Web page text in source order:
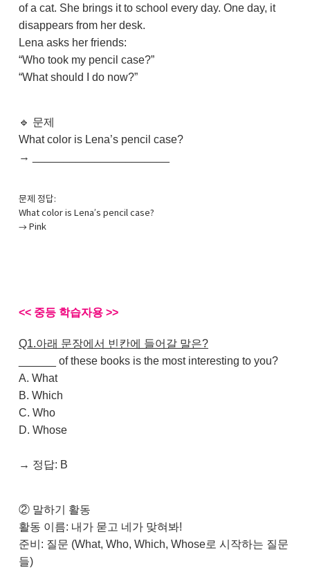
of a cat. She brings it to school every day. One day, it
disappears from her desk.
Lena asks her friends:
“Who took my pencil case?”
“What should I do now?”
🔹 문제
What color is Lena’s pencil case?
→ ______________________
문제 정답:
What color is Lena’s pencil case?
→ Pink
<< 중등 학습자용 >>
Q1.아래 문장에서 빈칸에 들어갈 말은?
______ of these books is the most interesting to you?
A. What
B. Which
C. Who
D. Whose
→ 정답: B
② 말하기 활동
활동 이름: 내가 묻고 네가 맞혀봐!
준비: 질문 (What, Who, Which, Whose로 시작하는 질문
들)